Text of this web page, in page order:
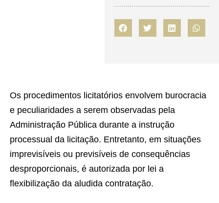
Os procedimentos licitatórios envolvem burocracia
e peculiaridades a serem observadas pela
Administração Pública durante a instrução
processual da licitação. Entretanto, em situações
imprevisíveis ou previsíveis de consequências
desproporcionais, é autorizada por lei a
flexibilização da aludida contratação.